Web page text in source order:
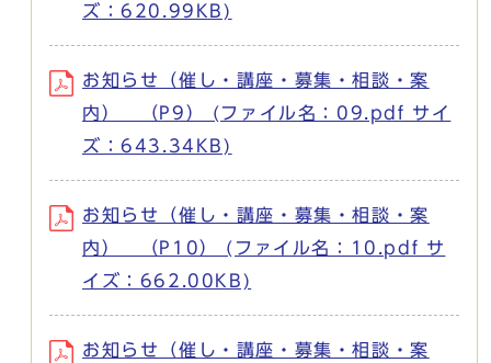
ズ：620.99KB)
お知らせ（催し・講座・募集・相談・案
内） （P9） (ファイル名：09.pdf サイ
ズ：643.34KB)
お知らせ（催し・講座・募集・相談・案
内） （P10） (ファイル名：10.pdf サ
イズ：662.00KB)
お知らせ（催し・講座・募集・相談・案